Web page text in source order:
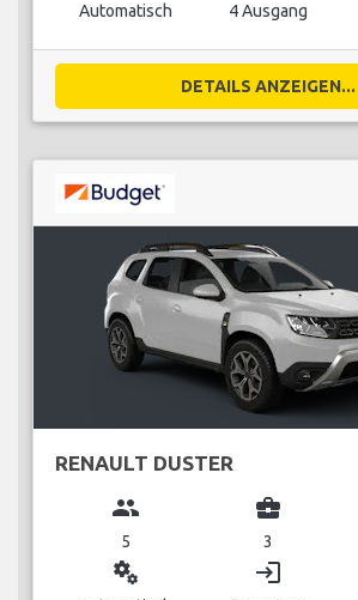
Automatisch 4 Ausgang
DETAILS ANZEIGEN...
RENAULT DUSTER
group
5
business_center
3
miscellaneous_services login